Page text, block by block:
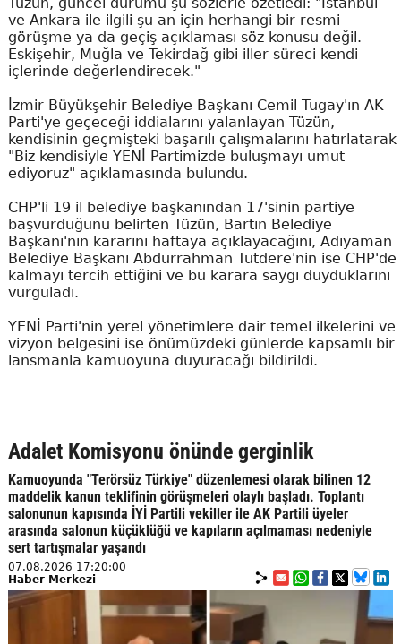
ve Ankara ile ilgili şu an için herhangi bir resmi
görüşme ya da geçiş açıklaması söz konusu değil.
Eskişehir, Muğla ve Tekirdağ gibi iller süreci kendi
içlerinde değerlendirecek."
İzmir Büyükşehir Belediye Başkanı Cemil Tugay'ın AK
Parti'ye geçeceği iddialarını yalanlayan Tüzün,
kendisinin geçmişteki başarılı çalışmalarını hatırlatarak
"Biz kendisiyle YENİ Partimizde buluşmayı umut
ediyoruz" açıklamasında bulundu.
CHP'li 19 il belediye başkanından 17'sinin partiye
başvurduğunu belirten Tüzün, Bartın Belediye
Başkanı'nın kararını haftaya açıklayacağını, Adıyaman
Belediye Başkanı Abdurrahman Tutdere'nin ise CHP'de
kalmayı tercih ettiğini ve bu karara saygı duyduklarını
vurguladı.
YENİ Parti'nin yerel yönetimlere dair temel ilkelerini ve
vizyon belgesini ise önümüzdeki günlerde kapsamlı bir
lansmanla kamuoyuna duyuracağı bildirildi.
Adalet Komisyonu önünde gerginlik
Kamuoyunda "Terörsüz Türkiye" düzenlemesi olarak bilinen 12
maddelik kanun teklifinin görüşmeleri olaylı başladı. Toplantı
salonunun kapısında İYİ Partili vekiller ile AK Partili üyeler
arasında salonun küçüklüğü ve kapıların açılmaması nedeniyle
sert tartışmalar yaşandı
07.08.2026 17:20:00
Haber Merkezi